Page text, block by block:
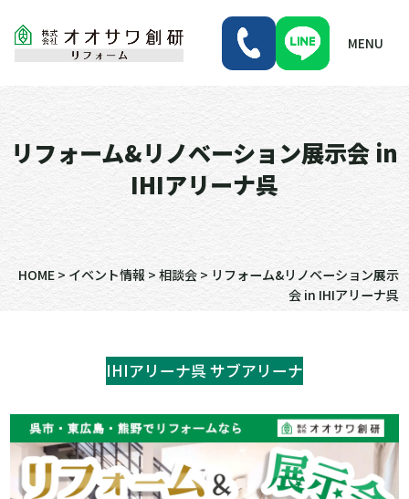
MENU
リフォーム&リノベーション展示会 in
IHIアリーナ呉
HOME> イベント情報 > 相談会> リフォーム&リノベーション展示
会 in IHIアリーナ呉
IHIアリーナ呉 サブアリーナ